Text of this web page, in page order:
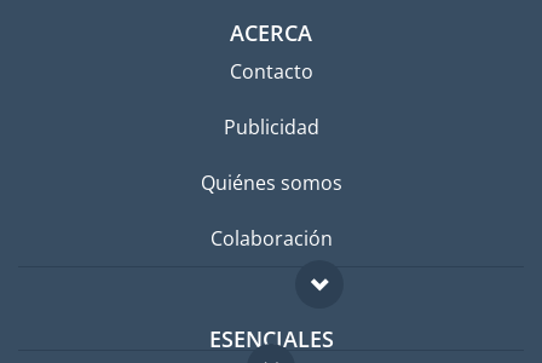
ACERCA
Contacto
Publicidad
Quiénes somos
Colaboración
ESENCIALES